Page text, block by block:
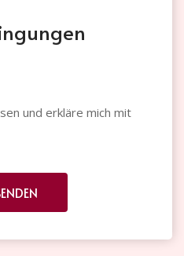
und erkläre mich mit